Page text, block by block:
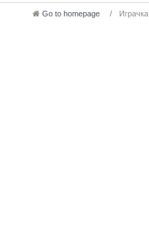
Go to homepage Играчка